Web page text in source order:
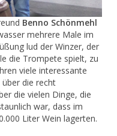
Benno Schönmehl
mehrere Male im
lud der Winzer, der
die Trompete spielt, zu
viele interessante
über die recht
die vielen Dinge, die
war, dass im
Liter Wein lagerten.